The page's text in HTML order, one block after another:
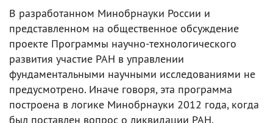
В разработанном Минобрнауки России и
представленном на общественное обсуждение
проекте Программы научно-технологического
развития участие РАН в управлении
фундаментальными научными исследованиями не
предусмотрено. Иначе говоря, эта программа
построена в логике Минобрнауки 2012 года, когда
был поставлен вопрос о ликвидации РАН.